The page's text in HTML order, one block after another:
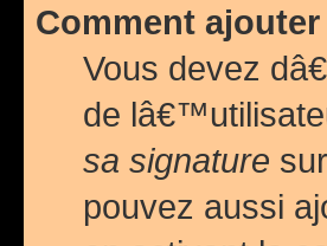
Comment
Vous devez
de
sa signature
pouvez aussi